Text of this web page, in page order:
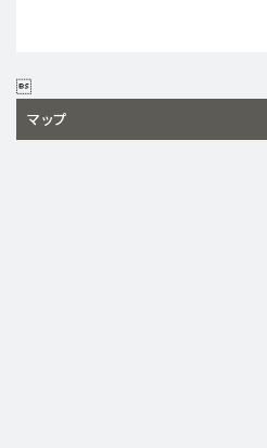

マップ